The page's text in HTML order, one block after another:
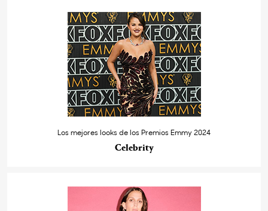
Los mejores looks de los Premios Emmy 2024
Celebrity